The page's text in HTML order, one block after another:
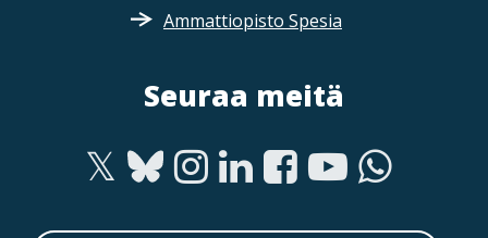
Ammattiopisto Spesia
Seuraa meitä